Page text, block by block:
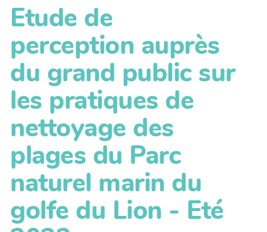
Etude de
perception auprès
du grand public sur
les pratiques de
nettoyage des
plages du Parc
naturel marin du
golfe du Lion - Eté